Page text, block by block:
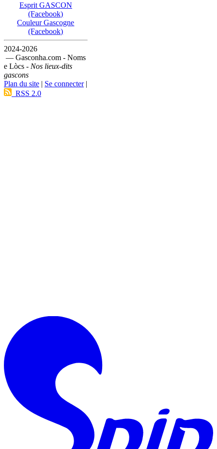
Esprit GASCON
(Facebook)
Couleur Gascogne
(Facebook)
2024-2026
— Gasconha.com - Noms
e Lòcs - Nos lieux-dits
gascons
Plan du site | Se connecter|
RSS 2.0